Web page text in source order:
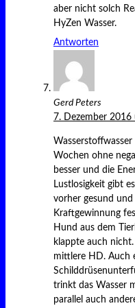
aber nicht solch
HyZen Wasser.
Antworten
Gerd Peters
7. Dezember
Wochen ohne
besser und die
Lustlosigkeit gibt
vorher gesund
Kraftgewinnung
Hund aus dem
klappte auch
mittlere HD. Auch
trinkt das Wasser
parallel auch